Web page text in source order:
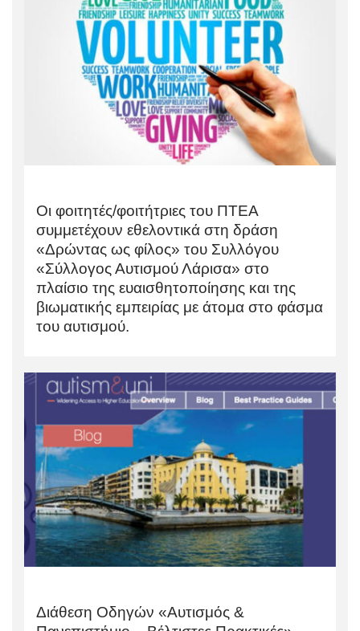
Οι φοιτητές/φοιτήτριες του ΠΤΕΑ
συμμετέχουν εθελοντικά στη δράση
«Δρώντας ως φίλος» του Συλλόγου
«Σύλλογος Αυτισμού Λάρισα» στο
πλαίσιο της ευαισθητοποίησης και της
βιωματικής εμπειρίας με άτομα στο φάσμα
του αυτισμού.
Διάθεση Οδηγών «Αυτισμός &